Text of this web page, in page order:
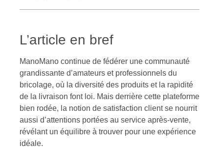
L’article en bref
ManoMano continue de fédérer une communauté
grandissante d’amateurs et professionnels du
bricolage, où la diversité des produits et la rapidité
de la livraison font loi. Mais derrière cette plateforme
bien rodée, la notion de satisfaction client se nourrit
aussi d’attentions portées au service après-vente,
révélant un équilibre à trouver pour une expérience
idéale.